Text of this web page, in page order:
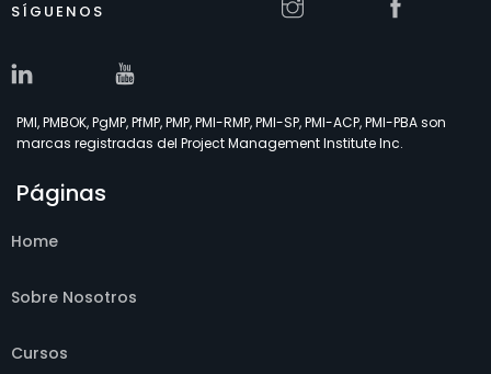
SÍGUENOS
PMI, PMBOK, PgMP, PfMP, PMP, PMI-RMP, PMI-SP, PMI-ACP, PMI-PBA son
marcas registradas del Project Management Institute Inc.
Páginas
Home
Sobre Nosotros
Cursos